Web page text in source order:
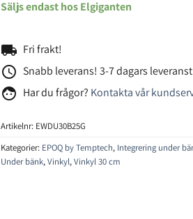
Säljs endast hos Elgiganten
local_shipping Fri frakt!
access_time Snabb leverans! 3-7 dagars
face Har du frågor? Kontakta vår
Artikelnr: EWDU30B25G
Kategorier: EPOQ by Temptech, Integrering under
Under bänk,Vinkyl,Vinkyl 30 cm